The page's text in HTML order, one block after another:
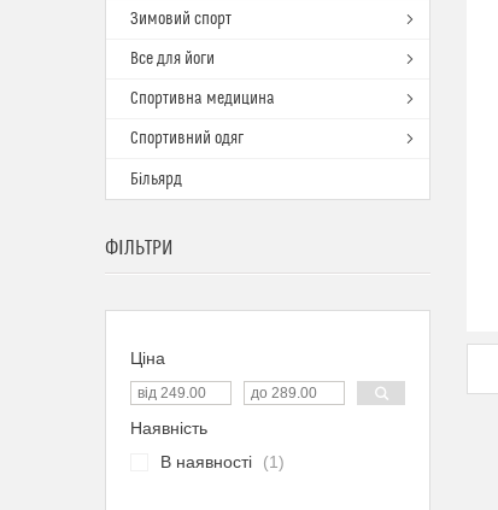
Зимовий спорт
Все для йоги
Спортивна медицина
Спортивний одяг
Більярд
ФІЛЬТРИ
Ціна
Наявність
В наявності
1